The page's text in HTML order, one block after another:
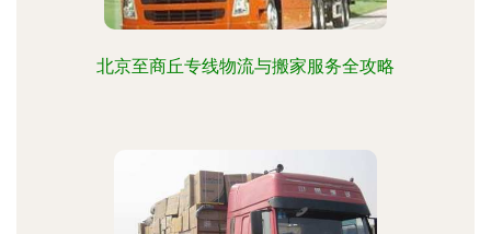
北京至商丘专线物流与搬家服务全攻略